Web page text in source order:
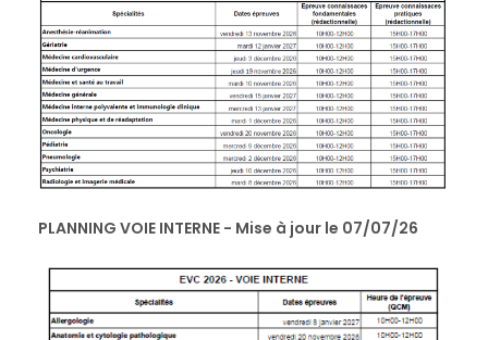
PLANNING VOIE INTERNE - Mise à jour le 07/07/26